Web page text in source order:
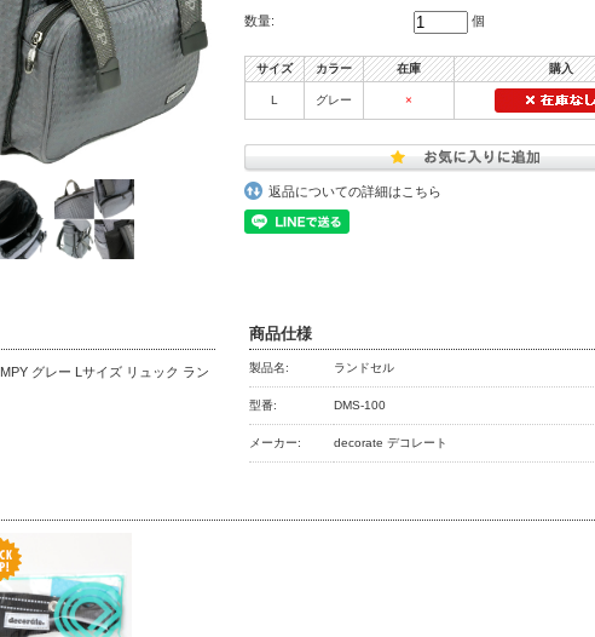
数量: 個
サイズ カラー 在庫 購入
L グレー ×
返品についての詳細はこちら
グレー Lサイズ リュック ラン
商品仕様
製品名: ランドセル
型番: DMS-100
メーカー: decorate デコレート